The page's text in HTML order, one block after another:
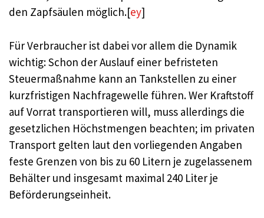
den Zapfsäulen möglich.[ey]
Für Verbraucher ist dabei vor allem die Dynamik
wichtig: Schon der Auslauf einer befristeten
Steuermaßnahme kann an Tankstellen zu einer
kurzfristigen Nachfragewelle führen. Wer Kraftstoff
auf Vorrat transportieren will, muss allerdings die
gesetzlichen Höchstmengen beachten; im privaten
Transport gelten laut den vorliegenden Angaben
feste Grenzen von bis zu 60 Litern je zugelassenem
Behälter und insgesamt maximal 240 Liter je
Beförderungseinheit.